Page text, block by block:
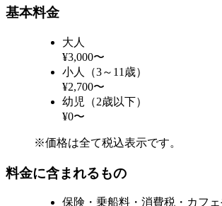
基本料金
大人
¥3,000〜
小人（3～11歳）
¥2,700〜
幼児（2歳以下）
¥0〜
※価格は全て税込表示です。
料金に含まれるもの
保険・乗船料・消費税・カフ